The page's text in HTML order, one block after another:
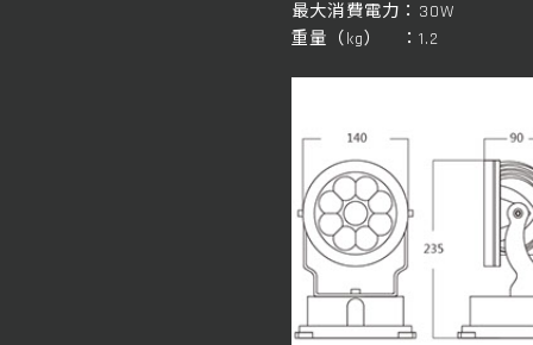
最大消費電力：30W
重量（kg） ：1.2